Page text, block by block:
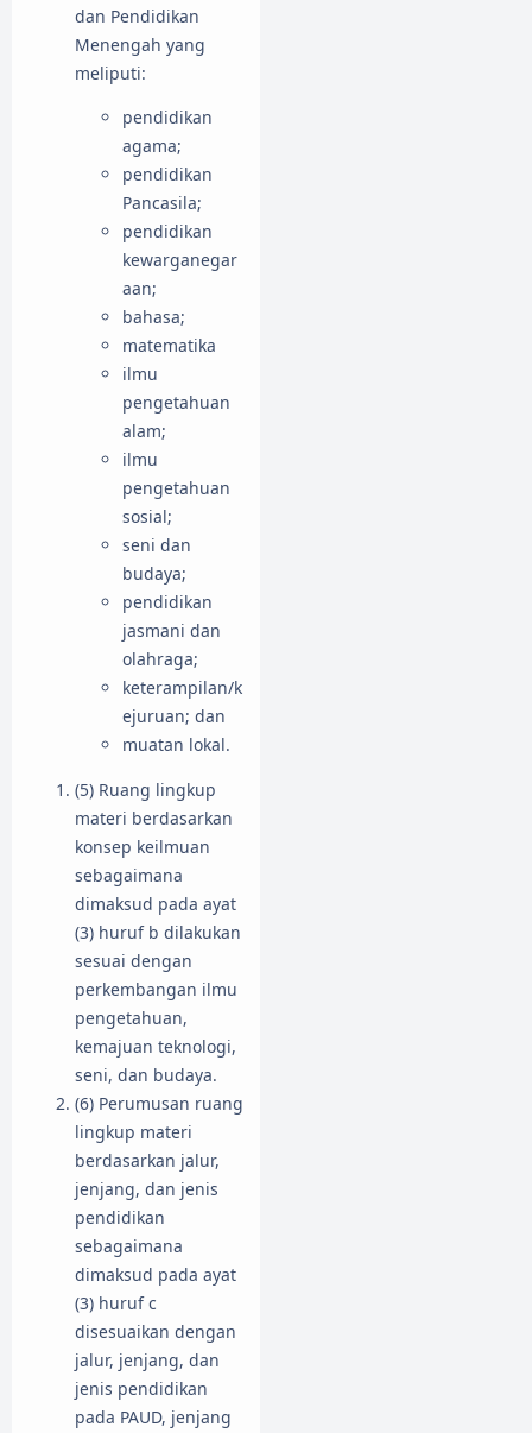
dan Pendidikan
Menengah yang
meliputi:
pendidikan
agama;
pendidikan
Pancasila;
pendidikan
kewarganegar
aan;
bahasa;
matematika
ilmu
pengetahuan
alam;
ilmu
pengetahuan
sosial;
seni dan
budaya;
pendidikan
jasmani dan
olahraga;
keterampilan/k
ejuruan; dan
muatan lokal.
(5) Ruang lingkup
materi berdasarkan
konsep keilmuan
sebagaimana
dimaksud pada ayat
(3) huruf b dilakukan
sesuai dengan
perkembangan ilmu
pengetahuan,
kemajuan teknologi,
seni, dan budaya.
(6) Perumusan ruang
lingkup materi
berdasarkan jalur,
jenjang, dan jenis
pendidikan
sebagaimana
dimaksud pada ayat
(3) huruf c
disesuaikan dengan
jalur, jenjang, dan
jenis pendidikan
pada PAUD, jenjang